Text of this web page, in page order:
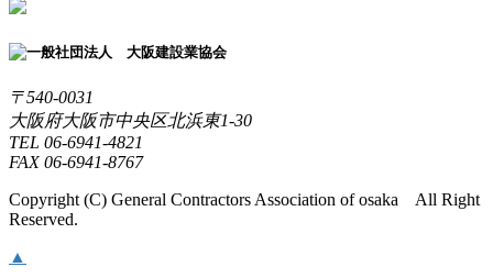
〒540-0031
大阪府大阪市中央区北浜東1-30
TEL 06-6941-4821
FAX 06-6941-8767
Copyright (C) General Contractors Association of osaka All Right
Reserved.
▲